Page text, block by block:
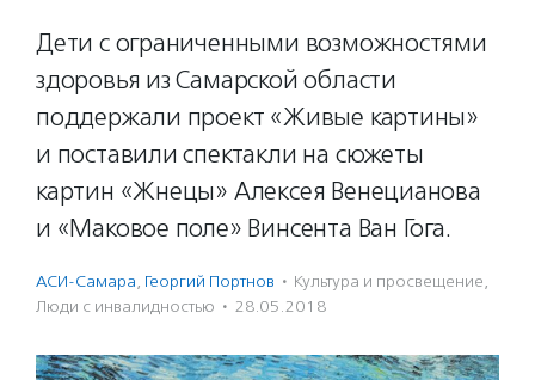
Дети с ограниченными возможностями
здоровья из Самарской области
поддержали проект «Живые картины»
и поставили спектакли на сюжеты
картин «Жнецы» Алексея Венецианова
и «Маковое поле» Винсента Ван Гога.
АСИ-Самара, Георгий Портнов · Культура и просвещение,
Люди с инвалидностью · 28.05.2018